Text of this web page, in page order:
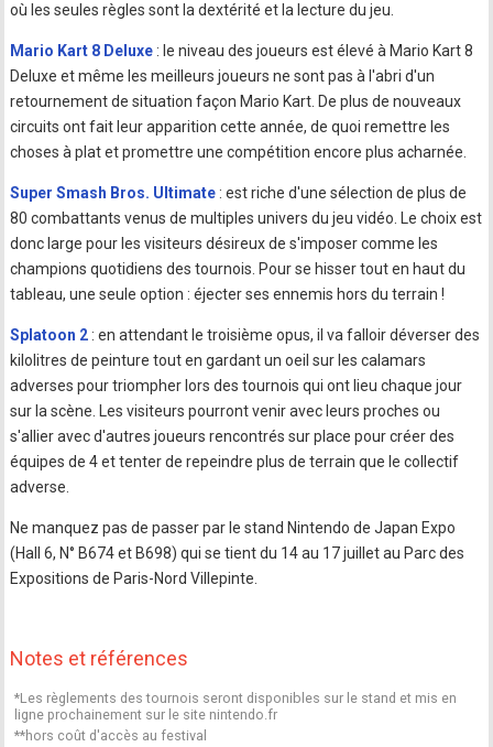
où les seules règles sont la dextérité et la lecture du jeu.
Mario Kart 8 Deluxe : le niveau des joueurs est élevé à Mario Kart 8
Deluxe et même les meilleurs joueurs ne sont pas à l'abri d'un
retournement de situation façon Mario Kart. De plus de nouveaux
circuits ont fait leur apparition cette année, de quoi remettre les
choses à plat et promettre une compétition encore plus acharnée.
Super Smash Bros. Ultimate : est riche d'une sélection de plus de
80 combattants venus de multiples univers du jeu vidéo. Le choix est
donc large pour les visiteurs désireux de s'imposer comme les
champions quotidiens des tournois. Pour se hisser tout en haut du
tableau, une seule option : éjecter ses ennemis hors du terrain !
Splatoon 2 : en attendant le troisième opus, il va falloir déverser des
kilolitres de peinture tout en gardant un oeil sur les calamars
adverses pour triompher lors des tournois qui ont lieu chaque jour
sur la scène. Les visiteurs pourront venir avec leurs proches ou
s'allier avec d'autres joueurs rencontrés sur place pour créer des
équipes de 4 et tenter de repeindre plus de terrain que le collectif
adverse.
Ne manquez pas de passer par le stand Nintendo de Japan Expo
(Hall 6, N° B674 et B698) qui se tient du 14 au 17 juillet au Parc des
Expositions de Paris-Nord Villepinte.
Notes et références
*Les règlements des tournois seront disponibles sur le stand et mis en
ligne prochainement sur le site nintendo.fr
**hors coût d'accès au festival